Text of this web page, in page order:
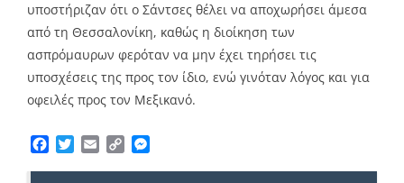
υποστήριζαν ότι ο Σάντσες θέλει να αποχωρήσει άμεσα
από τη Θεσσαλονίκη, καθώς η διοίκηση των
ασπρόμαυρων φερόταν να μην έχει τηρήσει τις
υποσχέσεις της προς τον ίδιο, ενώ γινόταν λόγος και για
οφειλές προς τον Μεξικανό.
Facebook
TwitterEmailCopy